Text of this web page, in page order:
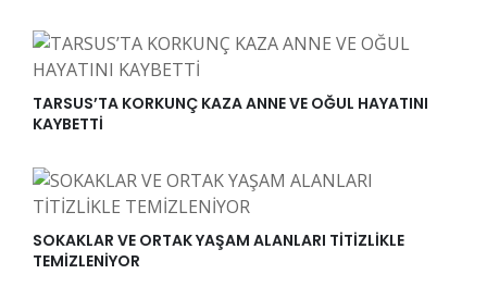
TARSUS’TA KORKUNÇ KAZA ANNE VE OĞUL HAYATINI
KAYBETTİ
SOKAKLAR VE ORTAK YAŞAM ALANLARI TİTİZLİKLE
TEMİZLENİYOR